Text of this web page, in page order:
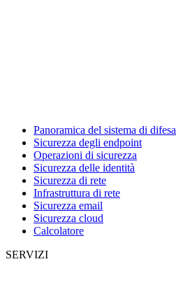
Panoramica del sistema di difesa
Sicurezza degli endpoint
Operazioni di sicurezza
Sicurezza delle identità
Sicurezza di rete
Infrastruttura di rete
Sicurezza email
Sicurezza cloud
Calcolatore
SERVIZI